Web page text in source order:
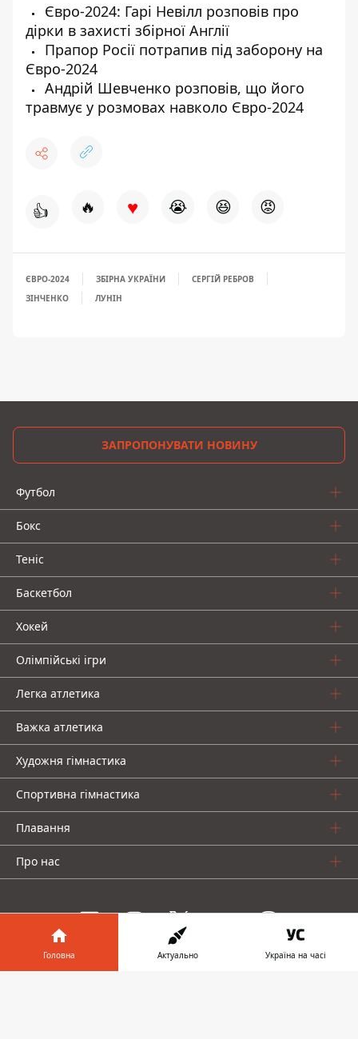
Євро-2024: Гарі Невілл розповів про
дірки в захисті збірної Англії
Прапор Росії потрапив під заборону на
Євро-2024
Андрій Шевченко розповів, що його
травмує у розмовах навколо Євро-2024
👍 🔥 ♥ 😭 😆 😡
ЄВРО-2024 ЗБІРНА УКРАЇНИ
СЕРГІЙ РЕБРОВ
ЗІНЧЕНКО
ЛУНІН
ЗАПРОПОНУВАТИ НОВИНУ
Футбол
Бокс
Теніс
Баскетбол
Хокей
Олімпійські ігри
Легка атлетика
Важка атлетика
Художня гімнастика
Спортивна гімнастика
Плавання
Про нас
Головна Актуально Україна на часі